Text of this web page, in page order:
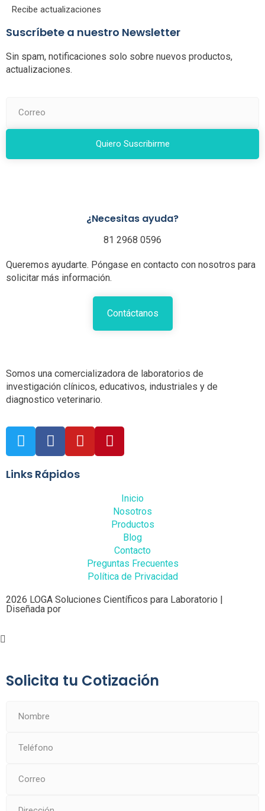
Recibe actualizaciones
Suscríbete a nuestro Newsletter
Sin spam, notificaciones solo sobre nuevos productos,
actualizaciones.
Quiero Suscribirme
¿Necesitas ayuda?
81 2968 0596
Queremos ayudarte. Póngase en contacto con nosotros para
solicitar más información.
Contáctanos
Somos una comercializadora de laboratorios de
investigación clínicos, educativos, industriales y de
diagnostico veterinario.
Links Rápidos
Inicio
Nosotros
Productos
Blog
Contacto
Preguntas Frecuentes
Política de Privacidad
2026 LOGA Soluciones Científicos para Laboratorio |
Diseñada por
Solicita tu Cotización